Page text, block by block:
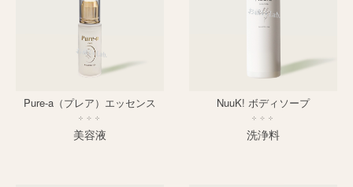
Pure-a（プレア）エッセンス
美容液
NuuK! ボディソープ
洗浄料